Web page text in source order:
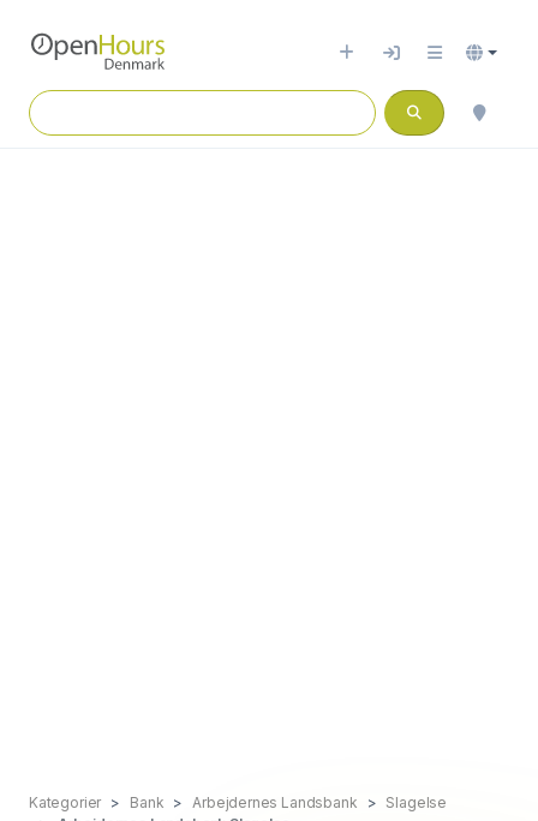
Kategorier Bank Arbejdernes Landsbank
Slagelse